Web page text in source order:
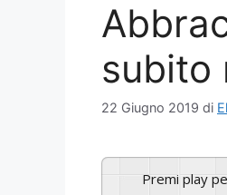
subito
22 Giugno 2019 di
Premi play